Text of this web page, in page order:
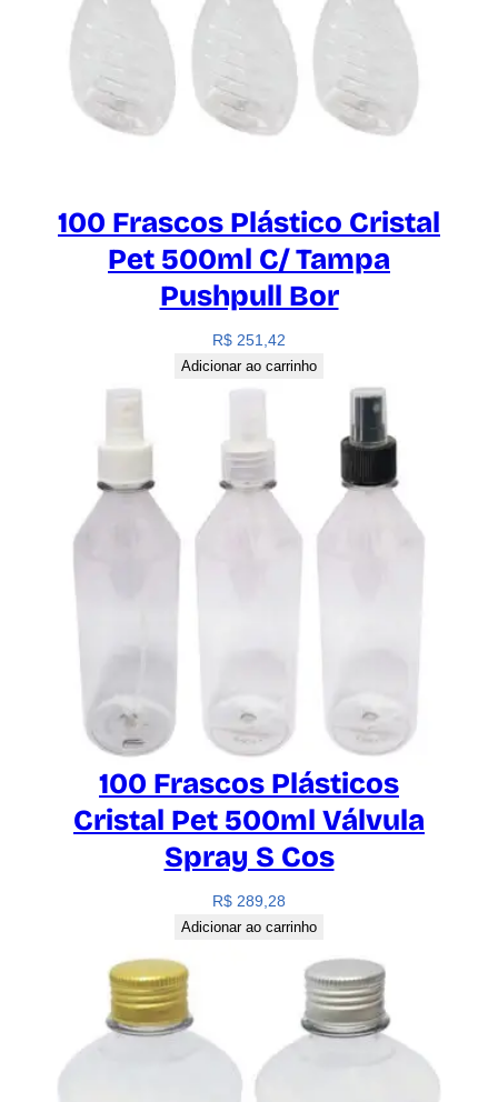
100 Frascos Plástico Cristal
Pet 500ml C/ Tampa
Pushpull Bor
R$ 251,42
Adicionar ao carrinho
100 Frascos Plásticos
Cristal Pet 500ml Válvula
Spray S Cos
R$ 289,28
Adicionar ao carrinho